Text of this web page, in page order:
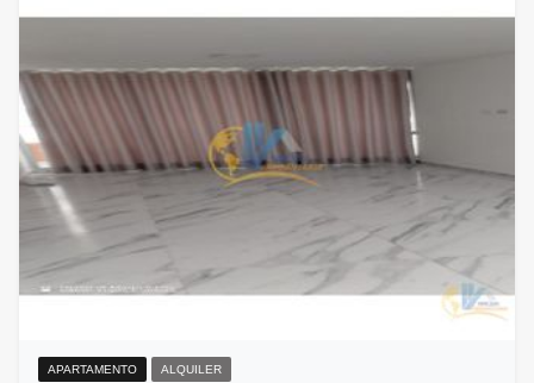
APARTAMENTO ALQUILER